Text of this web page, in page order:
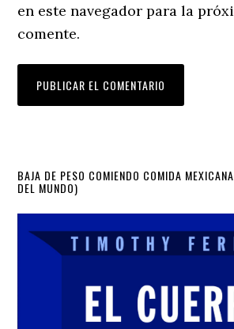
en este navegador para la
comente.
Primary
Sidebar
BAJA DE PESO COMIENDO COMIDA
DEL MUNDO)